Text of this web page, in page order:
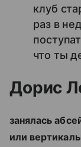
клуб
раз в
что ты
Дорис
занялась
или